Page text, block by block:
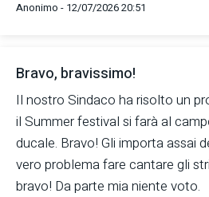
Anonimo - 12/07/2026 20:51
Bravo, bravissimo!
Il nostro Sindaco ha risolto un
il Summer festival si farà al
ducale. Bravo! Gli importa assai
vero problema fare cantare gli
bravo! Da parte mia niente voto.